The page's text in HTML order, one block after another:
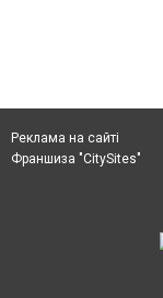
Реклама на сайті
Франшиза "CitySites"